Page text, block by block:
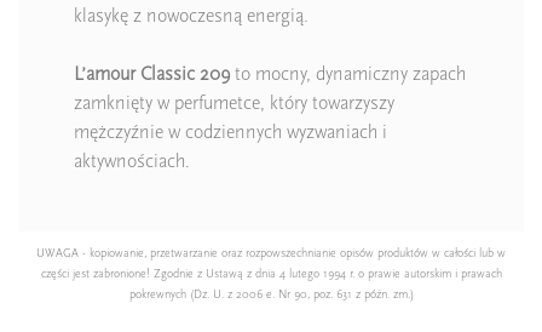
klasykę z nowoczesną energią.
L’amour Classic 209 to mocny, dynamiczny zapach
zamknięty w perfumetce, który towarzyszy
mężczyźnie w codziennych wyzwaniach i
aktywnościach.
UWAGA - kopiowanie, przetwarzanie oraz rozpowszechnianie opisów produktów w całości lub w
części jest zabronione! Zgodnie z Ustawą z dnia 4 lutego 1994 r. o prawie autorskim i prawach
pokrewnych (Dz. U. z 2006 e. Nr 90, poz. 631 z późn. zm.)